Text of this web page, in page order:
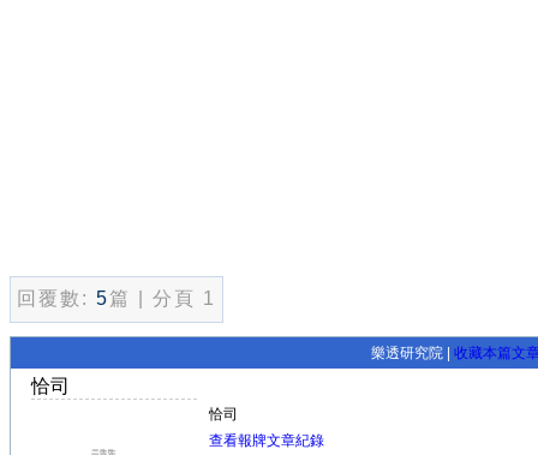
回覆數: 5篇 | 分頁 1
樂透研究院 | 收藏本篇文
恰司
恰司
查看報牌文章紀錄